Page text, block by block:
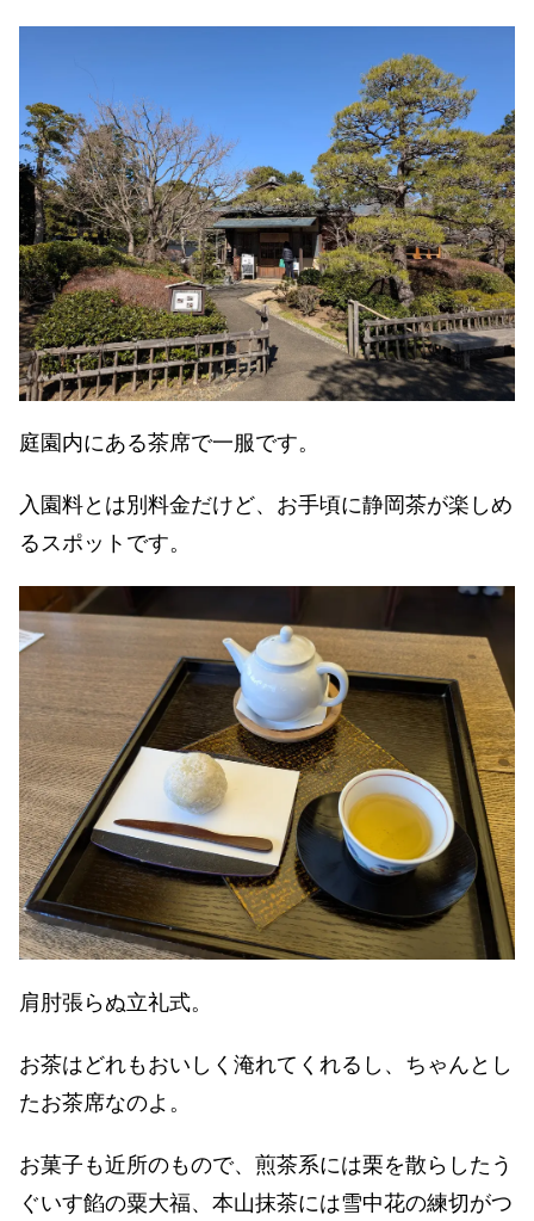
庭園内にある茶席で一服です。
入園料とは別料金だけど、お手頃に静岡茶が楽しめ
るスポットです。
肩肘張らぬ立礼式。
お茶はどれもおいしく淹れてくれるし、ちゃんとし
たお茶席なのよ。
お菓子も近所のもので、煎茶系には栗を散らしたう
ぐいす餡の粟大福、本山抹茶には雪中花の練切がつ